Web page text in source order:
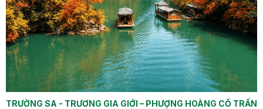
TRƯỜNG SA - TRƯƠNG GIA GIỚI – PHƯỢNG HOÀNG CỔ TRẤN